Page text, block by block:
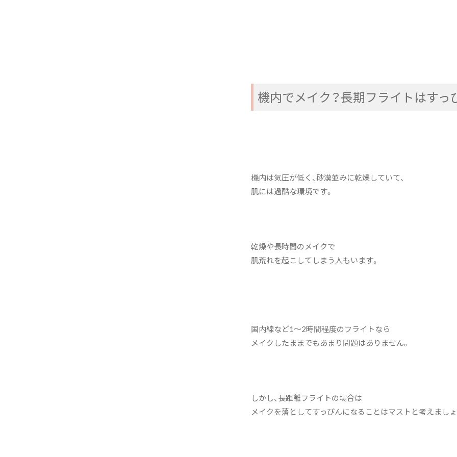
機内でメイク？長期フライトはすっ
機内は気圧が低く、砂漠並みに乾燥していて、
肌には過酷な環境です。
乾燥や長時間のメイクで
肌荒れを起こしてしまう人もいます。
国内線など1～2時間程度のフライトなら
メイクしたままでもあまり問題はありません。
しかし、長距離フライトの場合は
メイクを落としてすっぴんになることはマストと考えましょ